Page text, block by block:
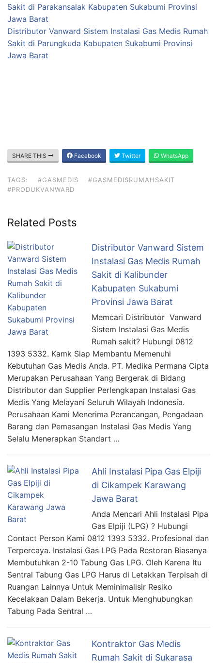
Sakit di Parakansalak Kabupaten Sukabumi Provinsi
Jawa Barat
Distributor Vanward Sistem Instalasi Gas Medis Rumah
Sakit di Parungkuda Kabupaten Sukabumi Provinsi
Jawa Barat
SHARE THIS Facebook Twitter WhatsApp
TAGS: #GASMEDIS
#GASMEDISRUMAHSAKIT
#PRODUKVANWARD
Related Posts
Distributor Vanward Sistem
Instalasi Gas Medis Rumah
Sakit di Kalibunder
Kabupaten Sukabumi
Provinsi Jawa Barat
Memcari Distributor Vanward
Sistem Instalasi Gas Medis
Rumah sakit? Hubungi 0812
1393 5332. Kamk Siap Membantu Memenuhi
Kebutuhan Gas Medis Anda. PT. Medika Permana Cipta
Merupakan Perusahaan Yang Bergerak di Bidang
Distributor dan Supplier Perlengkapan Instalasi Gas
Medis Yang Melayani Seluruh Wilayah Indonesia.
Perusahaan Kami Menerima Perancangan, Pengadaan
Barang dan Pemasangan Instalasi Gas Medis Yang
Selalu Menerapkan Standart …
Ahli Instalasi Pipa Gas Elpiji
di Cikampek Karawang
Jawa Barat
Anda Mencari Ahli Instalasi Pipa
Gas Elpiji (LPG) ? Hubungi
Contact Person Kami 0812 1393 5332. Profesional dan
Terpercaya. Instalasi Gas LPG Pada Restoran Biasanya
Membutuhkan 2-10 Tabung Gas LPG. Oleh Karena Itu
Sentral Tabung Gas LPG Harus di Letakkan Terpisah di
Ruangan Lainnya Untuk Meminimalisir Resiko
Kecelakaan Dalam Bekerja. Untuk Menghubungkan
Tabung Pada Sentral …
Kontraktor Gas Medis
Rumah Sakit di Sukarasa